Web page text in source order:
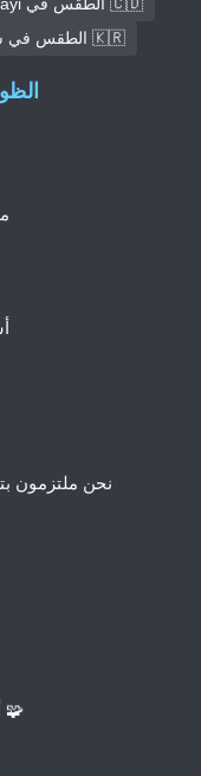
🇰🇷 الطقس في سيول
نحن ملتزمون
🧩